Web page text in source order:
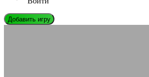
Добавить игру